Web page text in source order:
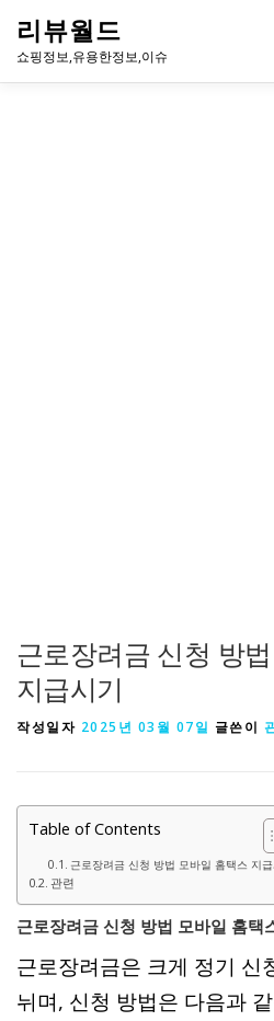
리뷰월드
쇼핑정보,유용한정보,이슈
근로장려금 신청 방
지급시기
작성일자 2025년 03월 07일 글쓴이
Table of Contents
근로장려금 신청 방법 모바일 홈택스 지
관련
근로장려금 신청 방법 모바일 홈택
근로장려금은 크게 정기 신
뉘며, 신청 방법은 다음과